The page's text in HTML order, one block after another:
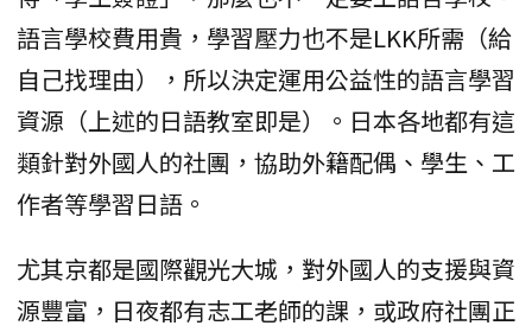
語言學校費用貴，學習壓力也不是LKK所需（給
自己找理由），所以決定運用公益性的語言學習
資源（上述的日語教室即是）。日本各地都有這
類針對外國人的社團，協助外籍配偶、學生、工
作者等學習日語。
尤其京都是國際觀光大城，對外國人的支援與資
源豐富，日夜都有志工老師的課，或政府社團正